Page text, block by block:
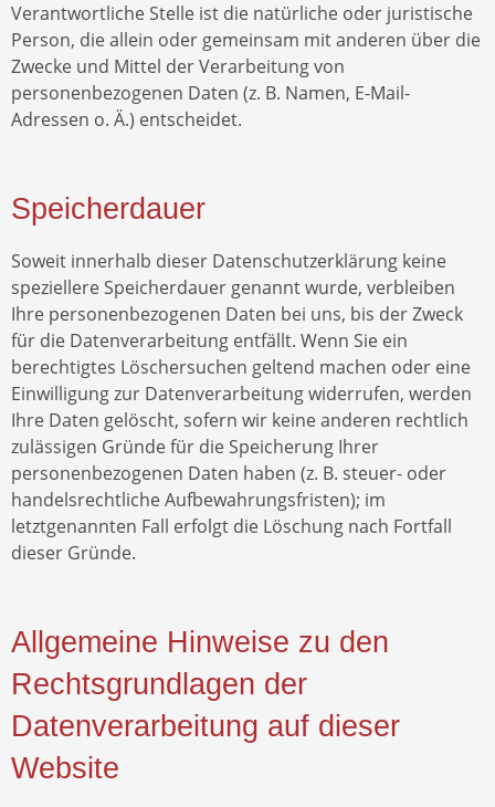
Verantwortliche Stelle ist die natürliche oder juristische
Person, die allein oder gemeinsam mit anderen über die
Zwecke und Mittel der Verarbeitung von
personenbezogenen Daten (z. B. Namen, E-Mail-
Adressen o. Ä.) entscheidet.
Speicherdauer
Soweit innerhalb dieser Datenschutzerklärung keine
speziellere Speicherdauer genannt wurde, verbleiben
Ihre personenbezogenen Daten bei uns, bis der Zweck
für die Datenverarbeitung entfällt. Wenn Sie ein
berechtigtes Löschersuchen geltend machen oder eine
Einwilligung zur Datenverarbeitung widerrufen, werden
Ihre Daten gelöscht, sofern wir keine anderen rechtlich
zulässigen Gründe für die Speicherung Ihrer
personenbezogenen Daten haben (z. B. steuer- oder
handelsrechtliche Aufbewahrungsfristen); im
letztgenannten Fall erfolgt die Löschung nach Fortfall
dieser Gründe.
Allgemeine Hinweise zu den
Rechtsgrundlagen der
Datenverarbeitung auf dieser
Website